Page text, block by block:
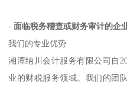
-面临税务稽查或财务审计的企
我们的专业优势
湘潭纳川会计服务有限公司自
业的财税服务领域。我们的团